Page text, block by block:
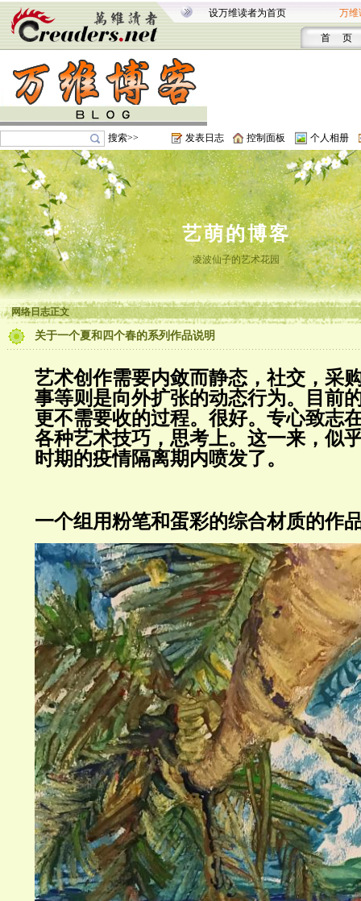
设万维读者为首页 万维
首 页
搜索>> 发表日志 控制面板 个人相册
艺萌的博客
凌波仙子的艺术花园
网络日志正文
关于一个夏和四个春的系列作品说明
艺术创作需要内敛而静态，社交，采
事等则是向外扩张的动态行为。目前
更不需要收的过程。很好。专心致志
各种艺术技巧，思考上。这一来，似
时期的疫情隔离期内喷发了。
一个组用粉笔和蛋彩的综合材质的作